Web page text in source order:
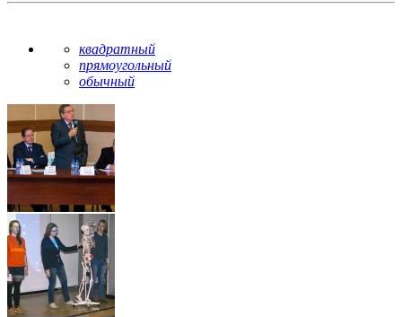
квадратный
прямоугольный
обычный